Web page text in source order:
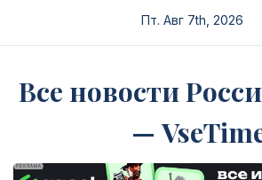
Пт. Авг 7th, 2026
Все новости
—